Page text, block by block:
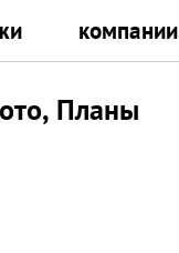
компании
Планы